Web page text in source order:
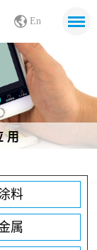
En
用
料
属